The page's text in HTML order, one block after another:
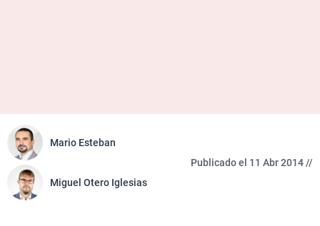
Mario Esteban
Miguel Otero Iglesias
Publicado el 11 Abr 2014 //